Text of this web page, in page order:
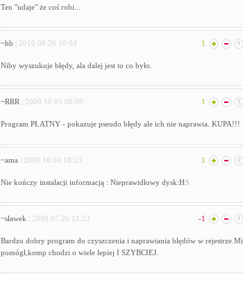
Ten "udaje" że coś robi...
~hb | 2010.08.26 10:04 1
Niby wyszukuje błędy, ala dalej jest to co było.
~RRR | 2009.10.05 08:09 1
Program PŁATNY - pokazuje pseudo błędy ale ich nie naprawia. KUPA!!!
~ama | 2009.10.04 18:23 1
Nie kończy instalacji informacją : Nieprawidłowy dysk:H:\
~sławek | 2009.07.26 11:23 -1
Bardzo dobry program do czyszczenia i naprawiania błędów w rejestrze.Mi
pomógł,komp chodzi o wiele lepiej I SZYBCIEJ.